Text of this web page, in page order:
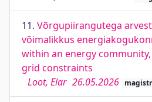
11. Võrgupiirangutega
võimalikkus
within an energy
grid constraints
Loot, Elar 26.05.2026